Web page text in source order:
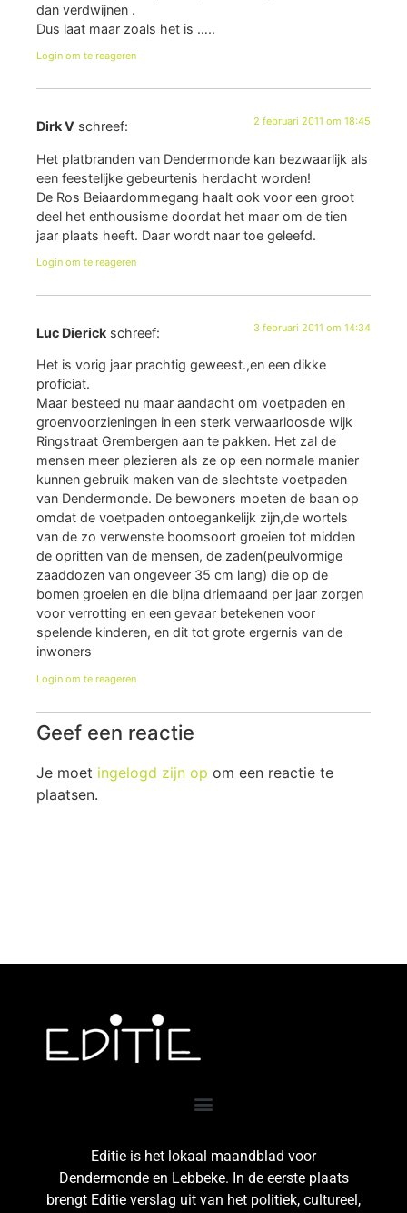
dan verdwijnen .
Dus laat maar zoals het is …..
Login om te reageren
Dirk V schreef: 2 februari 2011 om 18:45
Het platbranden van Dendermonde kan bezwaarlijk als
een feestelijke gebeurtenis herdacht worden!
De Ros Beiaardommegang haalt ook voor een groot
deel het enthousisme doordat het maar om de tien
jaar plaats heeft. Daar wordt naar toe geleefd.
Login om te reageren
Luc Dierick schreef: 3 februari 2011 om 14:34
Het is vorig jaar prachtig geweest.,en een dikke
proficiat.
Maar besteed nu maar aandacht om voetpaden en
groenvoorzieningen in een sterk verwaarloosde wijk
Ringstraat Grembergen aan te pakken. Het zal de
mensen meer plezieren als ze op een normale manier
kunnen gebruik maken van de slechtste voetpaden
van Dendermonde. De bewoners moeten de baan op
omdat de voetpaden ontoegankelijk zijn,de wortels
van de zo verwenste boomsoort groeien tot midden
de opritten van de mensen, de zaden(peulvormige
zaaddozen van ongeveer 35 cm lang) die op de
bomen groeien en die bijna driemaand per jaar zorgen
voor verrotting en een gevaar betekenen voor
spelende kinderen, en dit tot grote ergernis van de
inwoners
Login om te reageren
Geef een reactie
Je moet ingelogd zijn op om een reactie te
plaatsen.
Editie is het lokaal maandblad voor
Dendermonde en Lebbeke. In de eerste plaats
brengt Editie verslag uit van het politiek, cultureel,